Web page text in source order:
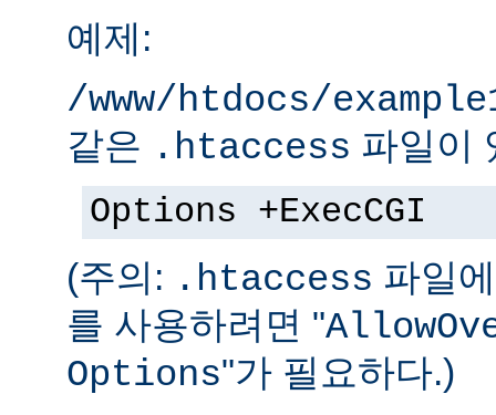
예제:
/www/htdocs/
같은 .htaccess 파일이
Options +ExecCGI
(주의: .htaccess 파일
를 사용하려면 "
Options"가 필요하다.)